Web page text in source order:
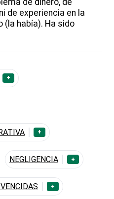
de dinero, de
de experiencia en la
(la había). Ha sido
+
+
NEGLIGENCIA +
+